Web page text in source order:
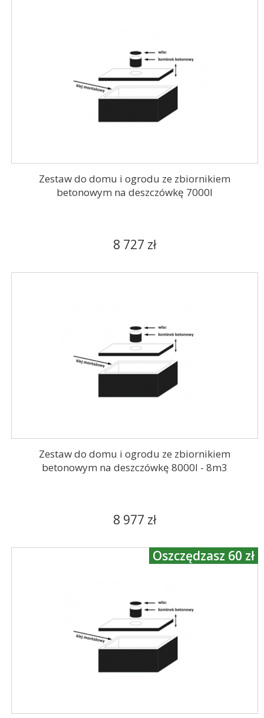
Zestaw do domu i ogrodu ze zbiornikiem
betonowym na deszczówkę 7000l
8 727 zł
Zestaw do domu i ogrodu ze zbiornikiem
betonowym na deszczówkę 8000l - 8m3
8 977 zł
Oszczędzasz 60 zł